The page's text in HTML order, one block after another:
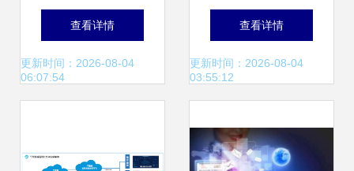
疗进入牌照时代
查看详情
更新时间：2026-08-04
06:07:54
联网通信云厂商出
海》报告 撬动百亿
擎
查看详情
更新时间：2026-08-04
03:55:12